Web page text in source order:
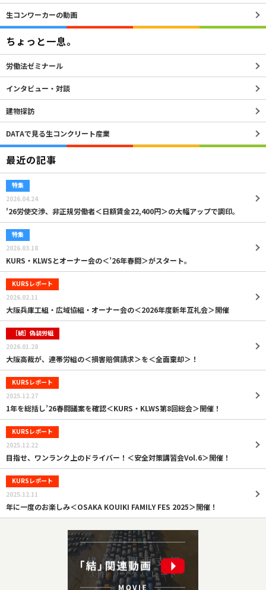
生コンワーカーの動画
ちょっと一息。
労働法ゼミナール
インタビュー・対談
建物探訪
DATAで見る生コンクリート産業
最近の記事
特集
2026.04.24
'26労使交渉、非正規労働者＜日額賃金22,400円＞の大幅アップで調印。
特集
2026.03.18
KURS・KLWSとオーナー会の＜’26年春闘＞がスタート。
KURSレポート
2026.02.11
大阪兵庫工組・広域協組・オーナー会の＜2026年度新年互礼会＞開催
［続］偽装労組
2026.01.28
大阪高裁が、連帯労組の＜損害賠償請求＞を＜全面棄却＞！
KURSレポート
2025.12.27
1年を総括し’26春闘議案を確認＜KURS・KLWS第8回総会＞開催！
KURSレポート
2025.12.22
目指せ、ワンランク上のドライバー！＜安全対策講習会Vol.6＞開催！
KURSレポート
2025.12.11
年に一度のお楽しみ＜OSAKA KOUIKI FAMILY FES 2025＞開催！